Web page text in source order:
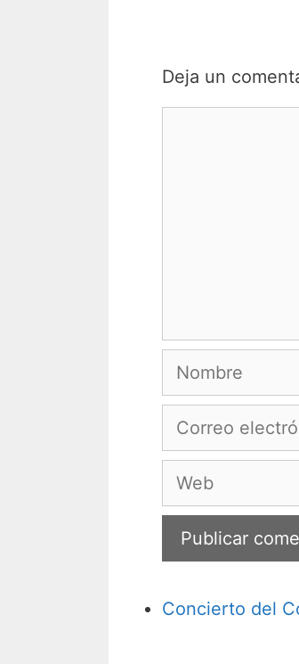
Deja un
Nombre
Correo
Web
Concierto del